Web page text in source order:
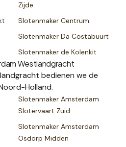
Zijde
Slotenmaker Centrum
Slotenmaker Da Costabuurt
Slotenmaker de Kolenkit
Westlandgracht
bedienen we de
Holland.
Slotenmaker Amsterdam
Slotervaart Zuid
Slotenmaker Amsterdam
Osdorp Midden